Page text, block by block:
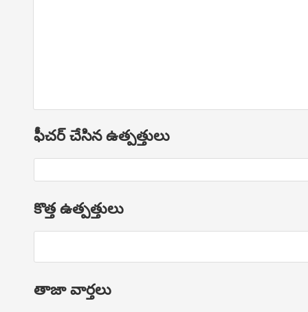
ఫీచర్ చేసిన ఉత్పత్తులు
కొత్త ఉత్పత్తులు
తాజా వార్తలు